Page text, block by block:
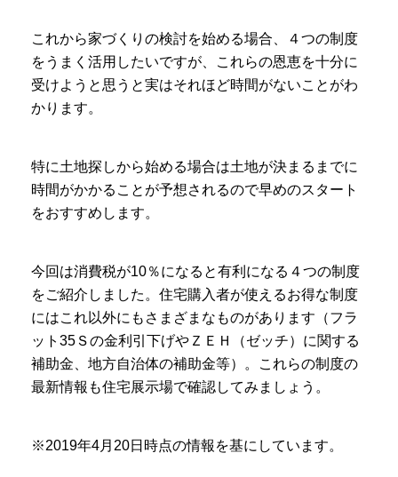
これから家づくりの検討を始める場合、４つの制度
をうまく活用したいですが、これらの恩恵を十分に
受けようと思うと実はそれほど時間がないことがわ
かります。
特に土地探しから始める場合は土地が決まるまでに
時間がかかることが予想されるので早めのスタート
をおすすめします。
今回は消費税が10％になると有利になる４つの制度
をご紹介しました。住宅購入者が使えるお得な制度
にはこれ以外にもさまざまなものがあります（フラ
ット35Ｓの金利引下げやＺＥＨ（ゼッチ）に関する
補助金、地方自治体の補助金等）。これらの制度の
最新情報も住宅展示場で確認してみましょう。
※2019年4月20日時点の情報を基にしています。